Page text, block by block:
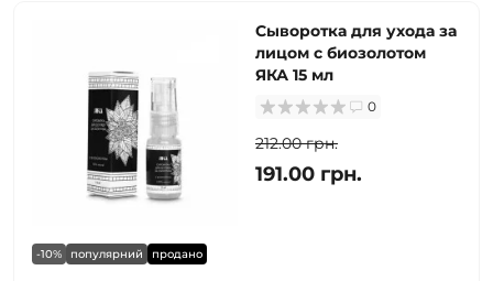
-10% популярний продано
Сыворотка для ухода за
лицом с биозолотом
ЯКА 15 мл
0
212.00 грн.
191.00 грн.